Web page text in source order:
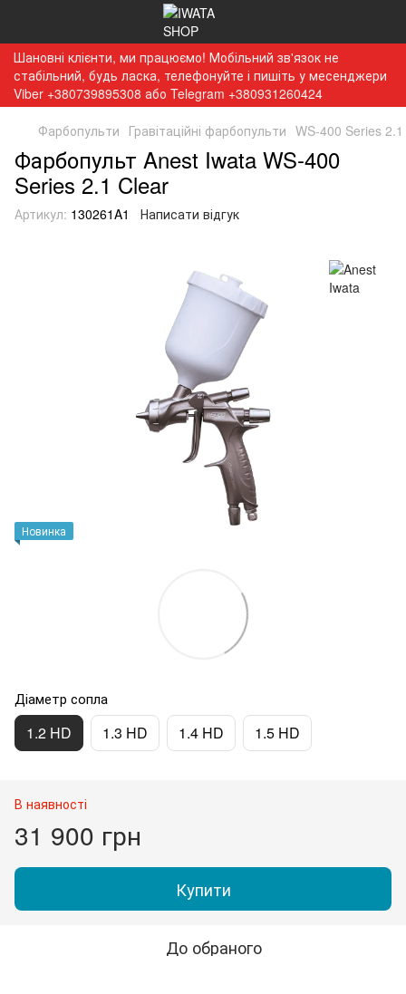
Шановні клієнти, ми працюємо! Мобільний зв'язок не
стабільний, будь ласка, телефонуйте і пишіть у месенджери
Viber +380739895308 або Telegram +380931260424
Фарбопульти Гравітаційні фарбопульти WS-400 Series
Фарбопульт Anest Iwata WS-400
Series 2.1 Clear
Артикул: 130261A1 Написати відгук
Новинка
Діаметр сопла
1.2 HD 1.3 HD 1.4 HD 1.5 HD
В наявності
31 900 грн
Купити
До обраного